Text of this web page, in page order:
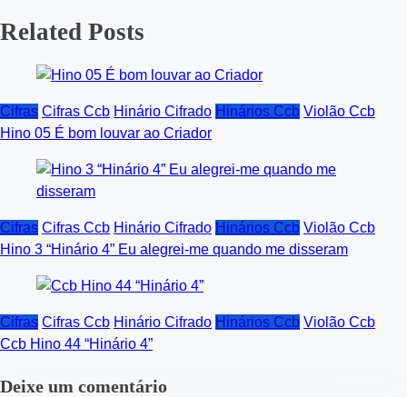
Related Posts
Cifras Cifras Ccb Hinário Cifrado Hinários Ccb Violão Ccb
Hino 05 É bom louvar ao Criador
Cifras Cifras Ccb Hinário Cifrado Hinários Ccb Violão Ccb
Hino 3 “Hinário 4” Eu alegrei-me quando me disseram
Cifras Cifras Ccb Hinário Cifrado Hinários Ccb Violão Ccb
Ccb Hino 44 “Hinário 4”
Deixe um comentário